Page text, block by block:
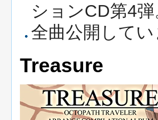
ションCD第4
全曲公開して
Treasure